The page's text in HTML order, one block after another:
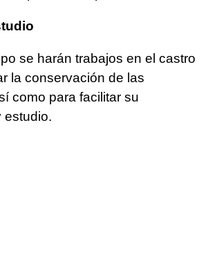
se harán trabajos en el castro
la conservación de las
como para facilitar su
estudio.